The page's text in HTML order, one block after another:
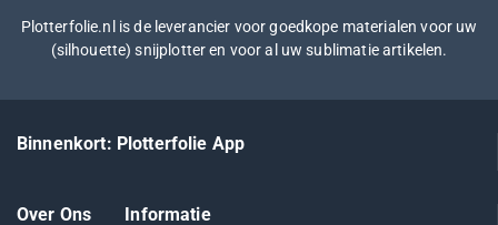
Plotterfolie.nl is de leverancier voor goedkope materialen voor uw
(silhouette) snijplotter en voor al uw sublimatie artikelen.
Binnenkort: Plotterfolie App
Over Ons Informatie